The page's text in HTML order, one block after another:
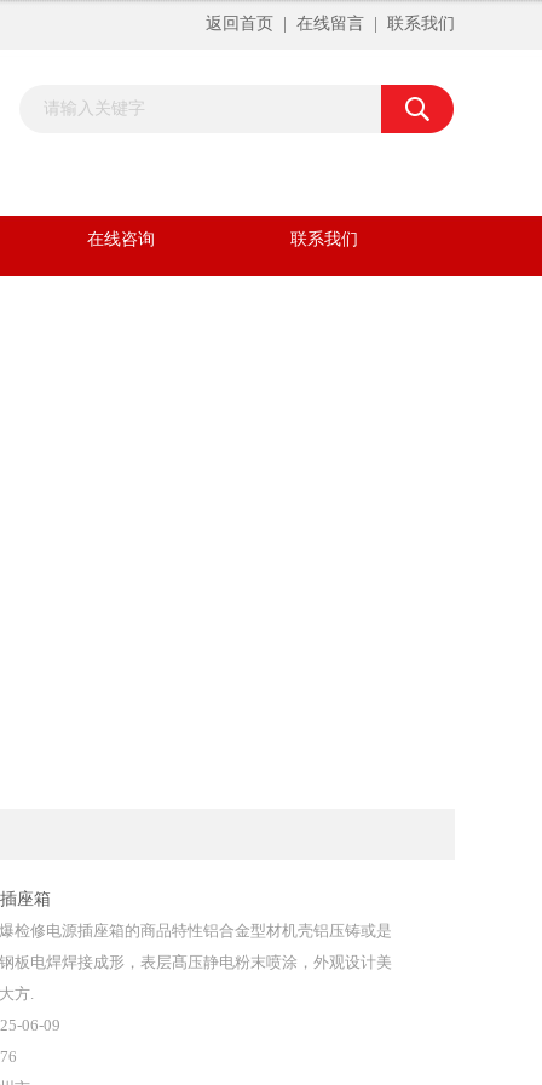
返回首页 在线留言 联系我们
在线咨询 联系我们
座箱
检修电源插座箱的商品特性铝合金型材机壳铝压铸或是
板电焊焊接成形，表层髙压静电粉末喷涂，外观设计美
方.
06-09